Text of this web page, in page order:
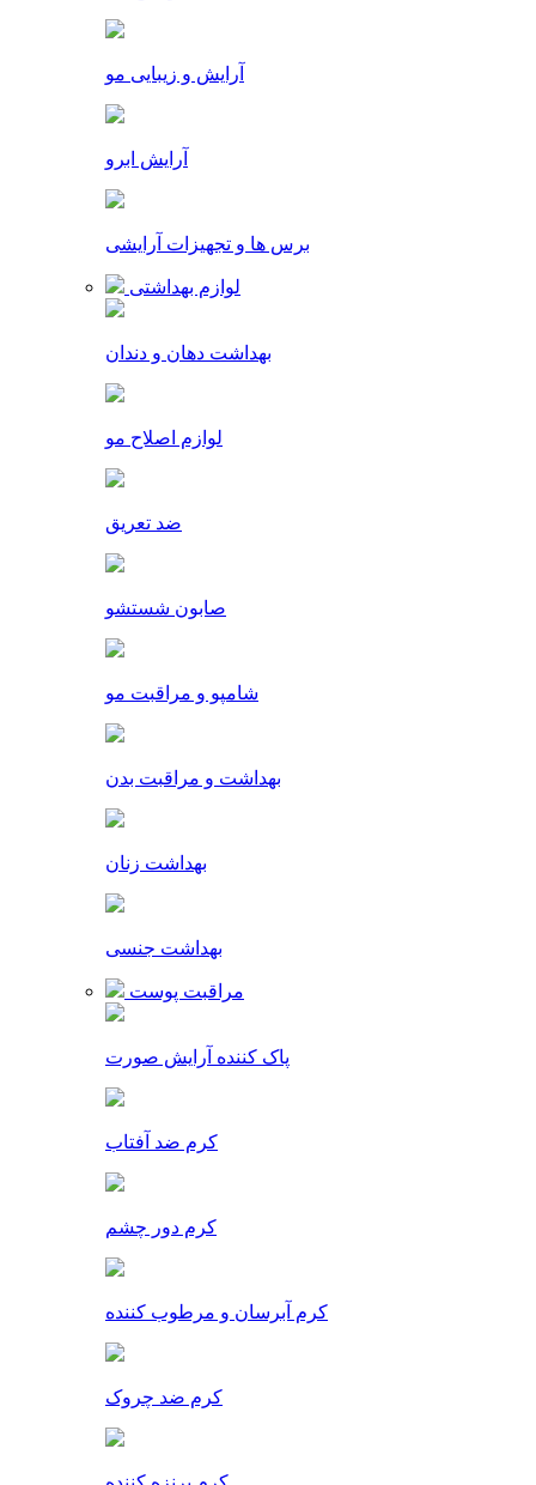
آرایش و زیبایی مو
آرایش ابرو
برس ها و تجهیزات آرایشی
لوازم بهداشتی
بهداشت دهان و دندان
لوازم اصلاح مو
ضد تعریق
صابون شستشو
شامپو و مراقبت مو
بهداشت و مراقبت بدن
بهداشت زنان
بهداشت جنسی
مراقبت پوست
پاک کننده آرایش صورت
کرم ضد آفتاب
کرم دور چشم
کرم آبرسان و مرطوب کننده
کرم ضد چروک